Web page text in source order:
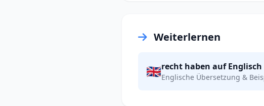
Weiterlernen
🇬🇧recht haben auf Englisch
Englische Übersetzung &